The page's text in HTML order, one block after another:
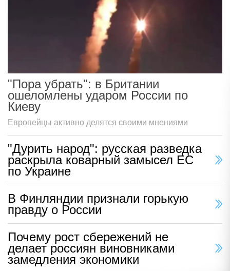
"Пора убрать": в Британии
ошеломлены ударом России по
Киеву
Европейцы активно делятся своими мнениями
"Дурить народ": русская разведка
раскрыла коварный замысел ЕС
по Украине
В Финляндии признали горькую
правду о России
Почему рост сбережений не
делает россиян виновниками
замедления экономики